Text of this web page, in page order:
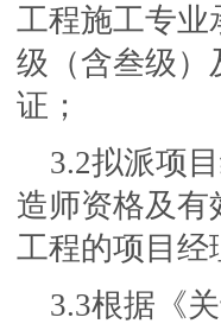
工程施工专业
级（含叁级）
证；
3.2拟派项
造师资格及有
工程的项目经
3.3根据《